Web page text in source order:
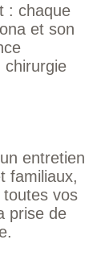
: chaque
et son
chirurgie
entretien
familiaux,
toutes vos
prise de